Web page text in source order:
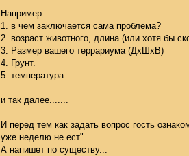
Например:
1. в чем заключается сама проблема?
2. возраст животного, длина (или хотя бы
3. Размер вашего террариума (ДхШхВ)
4. Грунт.
5. температура..................
и так далее.......
И перед тем как задать вопрос гость
уже неделю не ест"
А напишет по существу...